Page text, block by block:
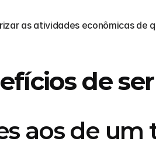
as atividades econômicas de
de
aos de um